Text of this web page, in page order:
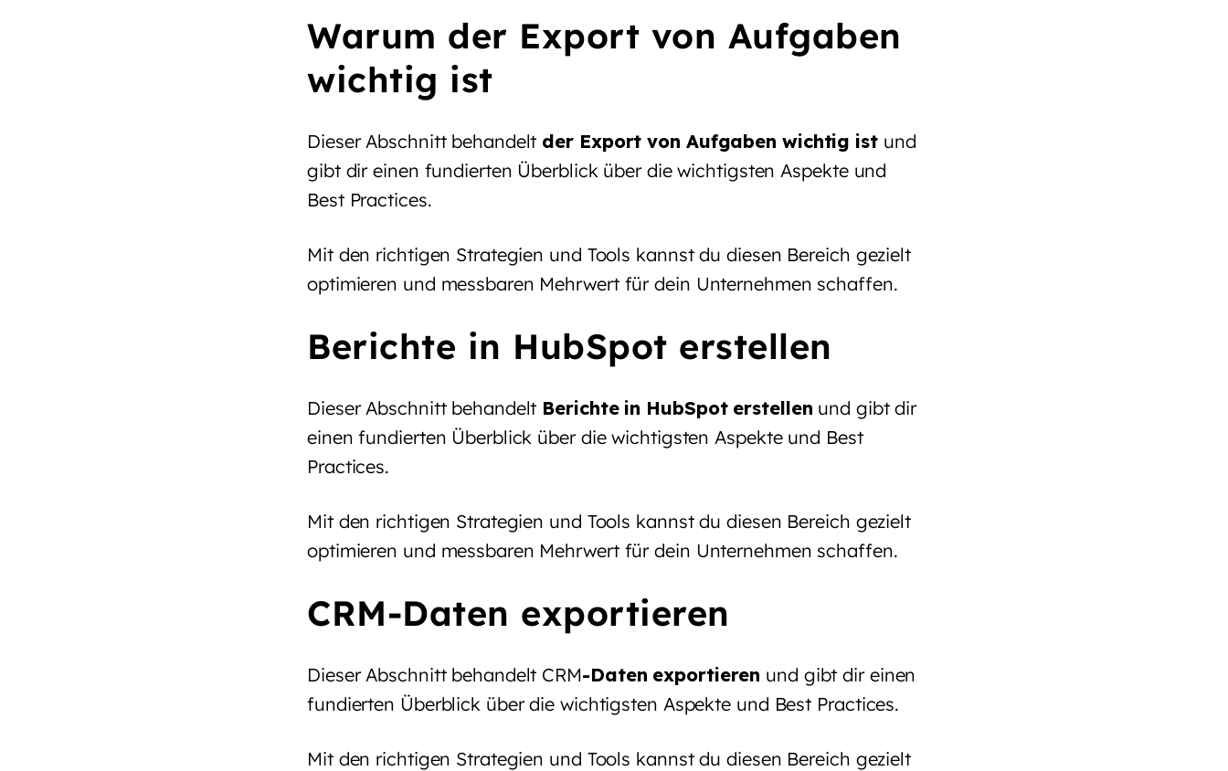
Warum der Export von Aufgaben
wichtig ist
Dieser Abschnitt behandelt der Export von Aufgaben wichtig istund
gibt dir einen fundierten Überblick über die wichtigsten Aspekte und
Best Practices.
Mit den richtigen Strategien und Tools kannst du diesen Bereich gezielt
optimieren und messbaren Mehrwert für dein Unternehmen schaffen.
Berichte in HubSpot erstellen
Dieser Abschnitt behandelt Berichte in HubSpot erstellen und gibt dir
einen fundierten Überblick über die wichtigsten Aspekte und Best
Practices.
Mit den richtigen Strategien und Tools kannst du diesen Bereich gezielt
optimieren und messbaren Mehrwert für dein Unternehmen schaffen.
CRM-Daten exportieren
Dieser Abschnitt behandelt CRM-Daten exportieren und gibt dir einen
fundierten Überblick über die wichtigsten Aspekte und Best Practices.
Mit den richtigen Strategien und Tools kannst du diesen Bereich gezielt